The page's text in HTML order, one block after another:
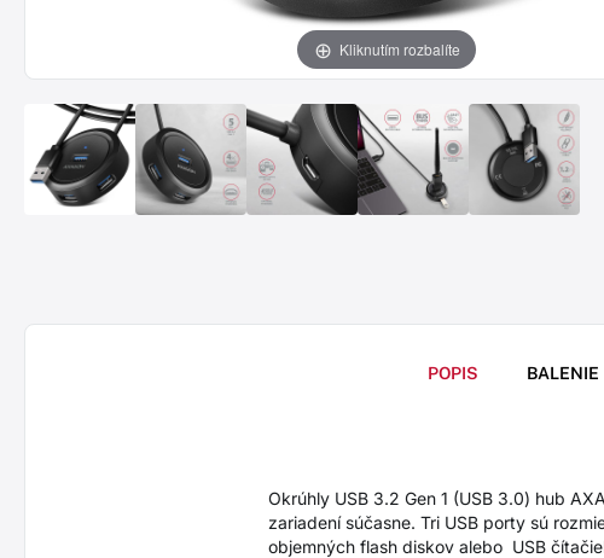
Kliknutím rozbalíte
POPIS BALENIE
Okrúhly USB 3.2 Gen 1 (USB 3.0) hub
zariadení súčasne. Tri USB porty sú
objemných flash diskov alebo USB